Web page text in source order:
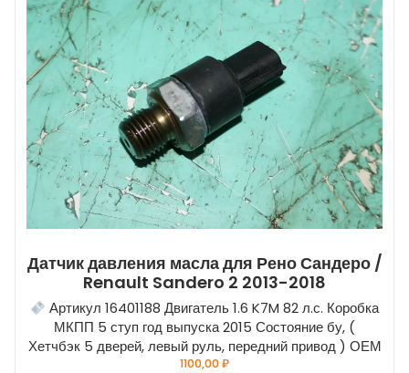
Датчик давления масла для Рено Сандеро /
Renault Sandero 2 2013-2018
Артикул 16401188 Двигатель 1.6 K7M 82 л.с. Коробка
МКПП 5 ступ год выпуска 2015 Состояние бу, (
Хетчбэк 5 дверей, левый руль, передний привод ) ОЕМ
1100,00₽